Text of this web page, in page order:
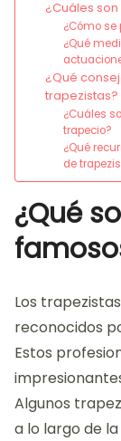
¿Cuáles
¿Cómo
¿Qué
¿Qué
trapezistas?
¿Cuáles
trapecio?
¿Qué
de
¿Qué
Los
reconocidos
Estos
Algunos
a lo largo de